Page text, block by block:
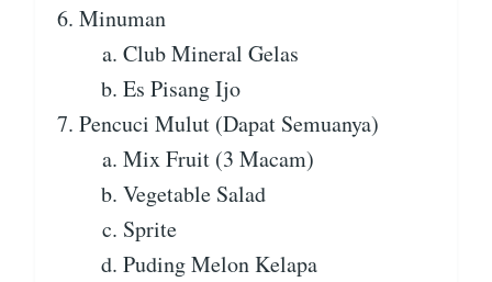
Minuman
Club Mineral Gelas
Es Pisang Ijo
Pencuci Mulut (Dapat Semuanya)
Mix Fruit (3 Macam)
Vegetable Salad
Sprite
Puding Melon Kelapa